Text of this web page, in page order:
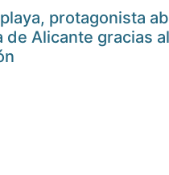
protagonista
de Alicante gracias